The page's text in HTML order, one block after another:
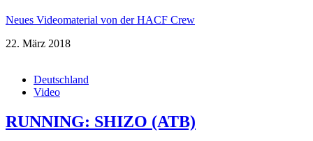
Neues Videomaterial von der HACF Crew
22. März 2018
Deutschland
Video
RUNNING: SHIZO (ATB)